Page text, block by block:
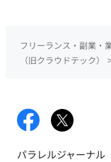
フリーランス・副業・
（旧クラウドテック）
パラレルジャーナル